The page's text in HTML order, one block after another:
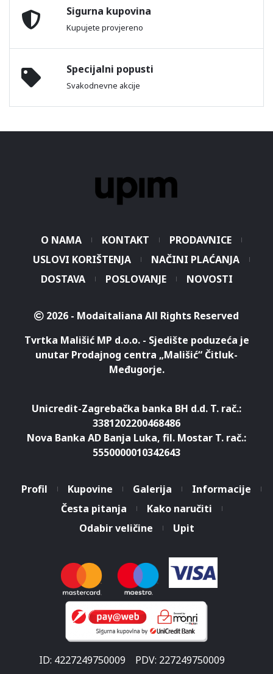
Sigurna kupovina
Kupujete provjereno
Specijalni popusti
Svakodnevne akcije
O NAMA KONTAKT
PRODAVNICE
USLOVI KORIŠTENJA
NAČINI PLAĆANJA
DOSTAVA
POSLOVANJE NOVOSTI
2026 - Modaitaliana All Rights Reserved
Tvrtka Mališić MP d.o.o. - Sjedište poduzeća je
unutar Prodajnog centra „Mališić“ Čitluk-
Međugorje.
Unicredit-Zagrebačka banka BH d.d. T. rač.:
3381202200468486
Nova Banka AD Banja Luka, fil. Mostar T. rač.:
5550000010342643
Profil Kupovine Galerija
Informacije
Česta pitanja
Kako naručiti
Odabir veličine
Upit
ID: 4227249750009 PDV: 227249750009